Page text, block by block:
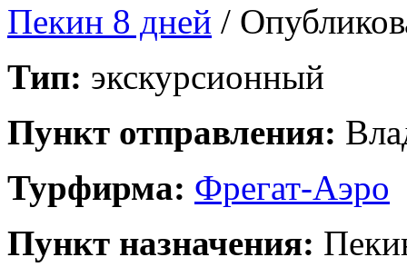
Пекин 8 дней /
Тип: экскурсионный
Пункт отправления:
Турфирма: Фрегат-Аэро
Пункт назначения: